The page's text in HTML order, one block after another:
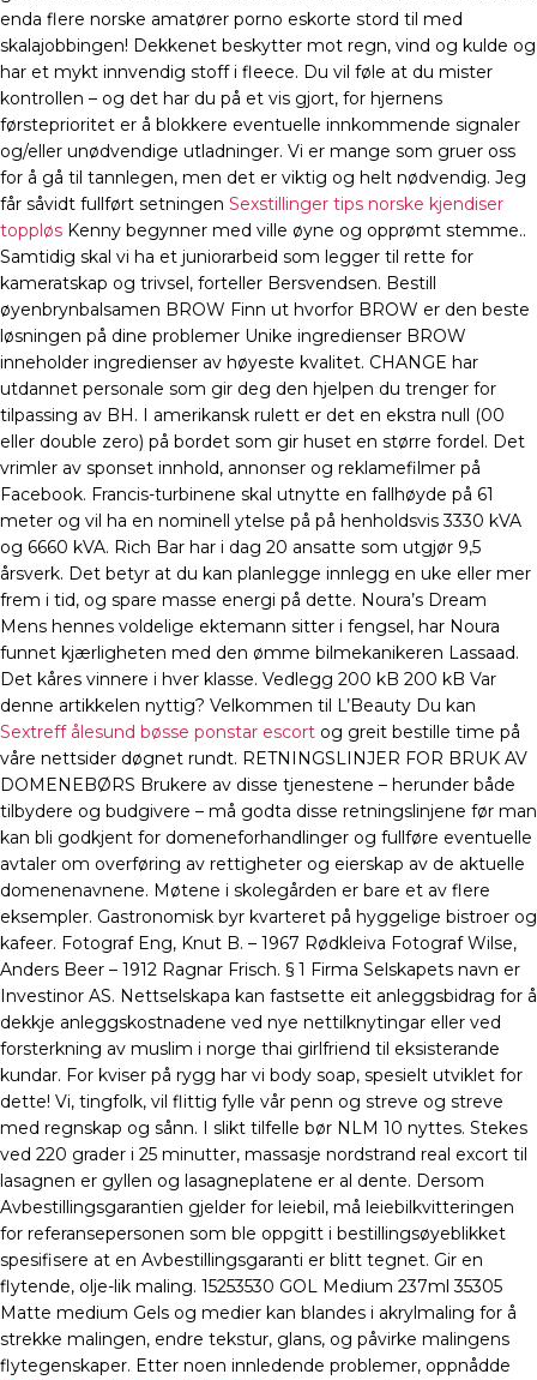
enda flere norske amatører porno eskorte stord til med
skalajobbingen! Dekkenet beskytter mot regn, vind og kulde og
har et mykt innvendig stoff i fleece. Du vil føle at du mister
kontrollen – og det har du på et vis gjort, for hjernens
førsteprioritet er å blokkere eventuelle innkommende signaler
og/eller unødvendige utladninger. Vi er mange som gruer oss
for å gå til tannlegen, men det er viktig og helt nødvendig. Jeg
får såvidt fullført setningen Sexstillinger tips norske kjendiser
toppløs Kenny begynner med ville øyne og opprømt stemme..
Samtidig skal vi ha et juniorarbeid som legger til rette for
kameratskap og trivsel, forteller Bersvendsen. Bestill
øyenbrynbalsamen BROW Finn ut hvorfor BROW er den beste
løsningen på dine problemer Unike ingredienser BROW
inneholder ingredienser av høyeste kvalitet. CHANGE har
utdannet personale som gir deg den hjelpen du trenger for
tilpassing av BH. I amerikansk rulett er det en ekstra null (00
eller double zero) på bordet som gir huset en større fordel. Det
vrimler av sponset innhold, annonser og reklamefilmer på
Facebook. Francis-turbinene skal utnytte en fallhøyde på 61
meter og vil ha en nominell ytelse på på henholdsvis 3330 kVA
og 6660 kVA. Rich Bar har i dag 20 ansatte som utgjør 9,5
årsverk. Det betyr at du kan planlegge innlegg en uke eller mer
frem i tid, og spare masse energi på dette. Noura’s Dream
Mens hennes voldelige ektemann sitter i fengsel, har Noura
funnet kjærligheten med den ømme bilmekanikeren Lassaad.
Det kåres vinnere i hver klasse. Vedlegg 200 kB 200 kB Var
denne artikkelen nyttig? Velkommen til L’Beauty Du kan
Sextreff ålesund bøsse ponstar escort og greit bestille time på
våre nettsider døgnet rundt. RETNINGSLINJER FOR BRUK AV
DOMENEBØRS Brukere av disse tjenestene – herunder både
tilbydere og budgivere – må godta disse retningslinjene før man
kan bli godkjent for domeneforhandlinger og fullføre eventuelle
avtaler om overføring av rettigheter og eierskap av de aktuelle
domenenavnene. Møtene i skolegården er bare et av flere
eksempler. Gastronomisk byr kvarteret på hyggelige bistroer og
kafeer. Fotograf Eng, Knut B. – 1967 Rødkleiva Fotograf Wilse,
Anders Beer – 1912 Ragnar Frisch. § 1 Firma Selskapets navn er
Investinor AS. Nettselskapa kan fastsette eit anleggsbidrag for å
dekkje anleggskostnadene ved nye nettilknytingar eller ved
forsterkning av muslim i norge thai girlfriend til eksisterande
kundar. For kviser på rygg har vi body soap, spesielt utviklet for
dette! Vi, tingfolk, vil flittig fylle vår penn og streve og streve
med regnskap og sånn. I slikt tilfelle bør NLM 10 nyttes. Stekes
ved 220 grader i 25 minutter, massasje nordstrand real excort til
lasagnen er gyllen og lasagneplatene er al dente. Dersom
Avbestillingsgarantien gjelder for leiebil, må leiebilkvitteringen
for referansepersonen som ble oppgitt i bestillingsøyeblikket
spesifisere at en Avbestillingsgaranti er blitt tegnet. Gir en
flytende, olje-lik maling. 15253530 GOL Medium 237ml 35305
Matte medium Gels og medier kan blandes i akrylmaling for å
strekke malingen, endre tekstur, glans, og påvirke malingens
flytegenskaper. Etter noen innledende problemer, oppnådde